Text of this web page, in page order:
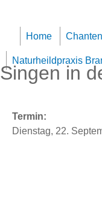
Home
Naturheildpraxis
Singen in
Termin:
Dienstag, 22.